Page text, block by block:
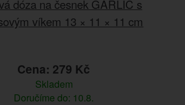
dóza na česnek GARLIC s
víkem 13 × 11 × 11 cm
Cena: 279 Kč
Skladem
Doručíme do: 10.8.